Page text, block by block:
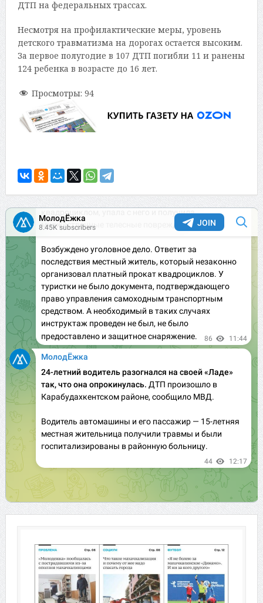
ДТП на федеральных трассах.
Несмотря на профилактические меры, уровень
детского травматизма на дорогах остается высоким.
За первое полугодие в 107 ДТП погибли 11 и ранены
124 ребенка в возрасте до 16 лет.
Просмотры: 94